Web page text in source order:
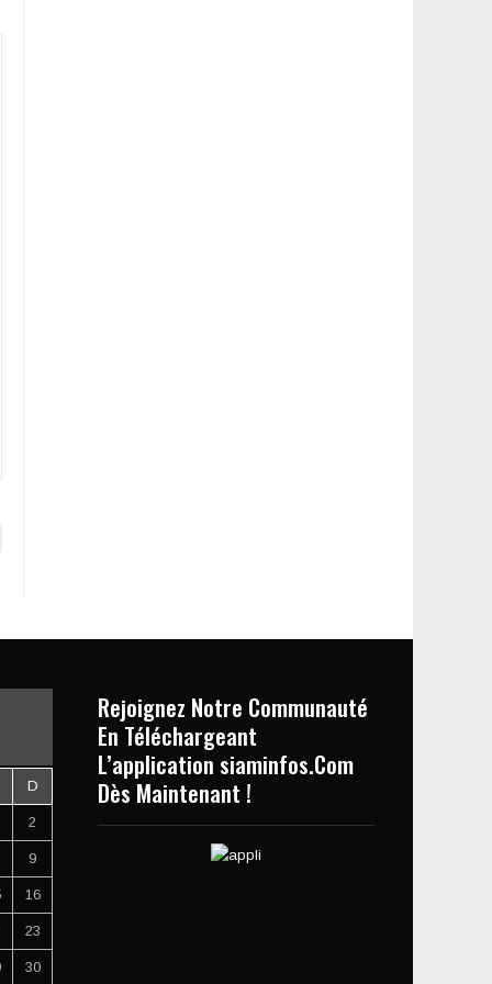
D
2
9
16
23
30
Rejoignez Notre Communauté
En Téléchargeant
L’application siaminfos.Com
Dès Maintenant !